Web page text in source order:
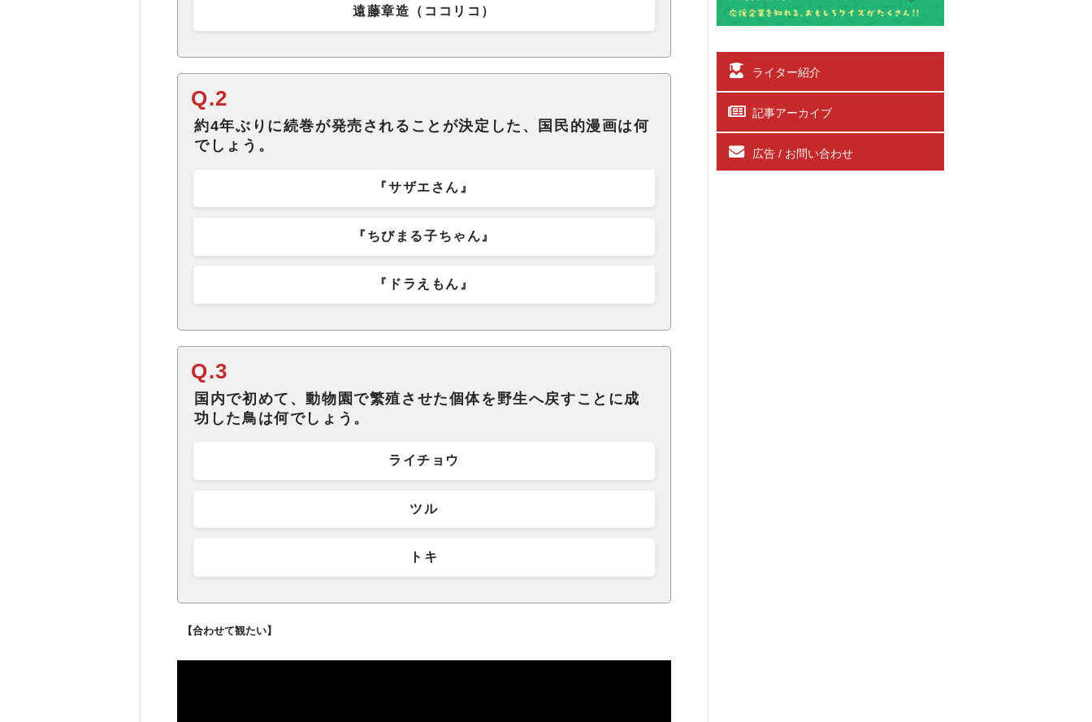
遠藤章造（ココリコ）
Q.2
約4年ぶりに続巻が発売されることが決定した、国民的漫画は何
でしょう。
『サザエさん』
『ちびまる子ちゃん』
『ドラえもん』
Q.3
国内で初めて、動物園で繁殖させた個体を野生へ戻すことに成
功した鳥は何でしょう。
ライチョウ
ツル
トキ
【合わせて観たい】
ライター紹介
記事アーカイブ
広告 / お問い合わせ